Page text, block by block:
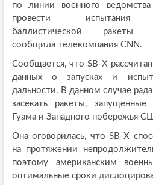
по линии военного
провести испытания
баллистической
сообщила телекомпания CNN.
Сообщается, что SB-X
данных о запусках и
дальности. В данном случае
засекать ракеты,
Гуама и Западного побережья
Она оговорилась, что SB-X
на протяжении
поэтому американским
оптимальные сроки